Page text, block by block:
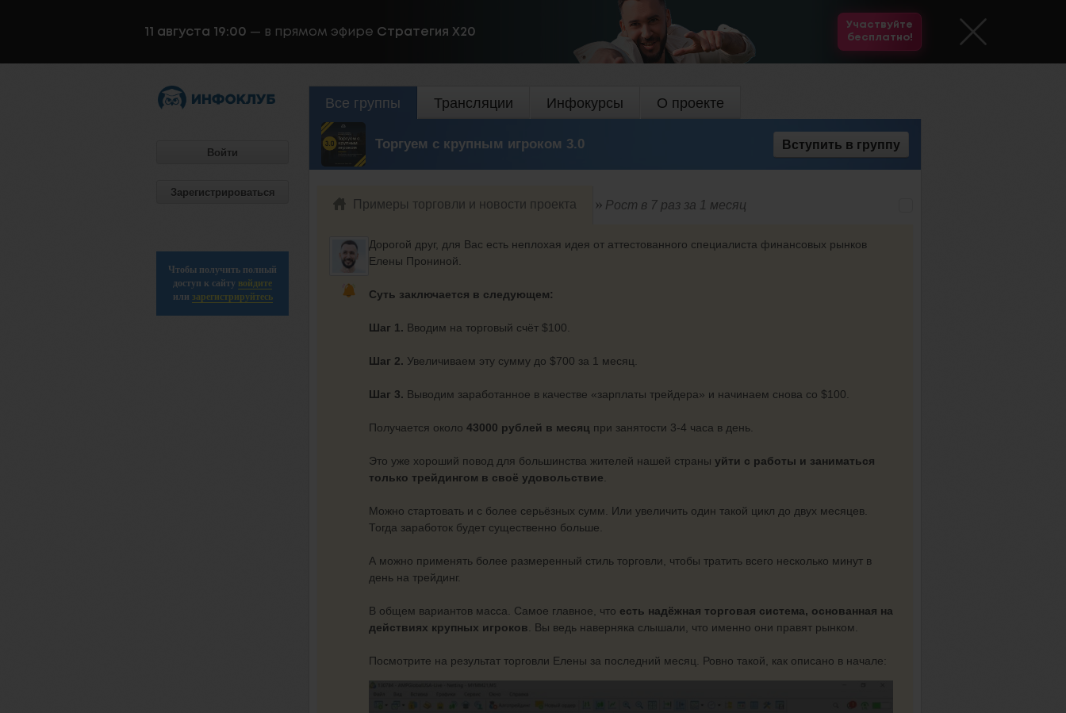
11 августа 19:00 — в прямом эфире Стратегия Х20
Участвуйте
бесплатно!
Войти
Зарегистрироваться
Чтобы получить полный
доступ к сайту войдите
или зарегистрируйтесь
Все группы Трансляции Инфокурсы О проекте
Торгуем с крупным игроком 3.0 Вступить в группу
Примеры торговли и новости проекта Рост в 7 раз за 1 месяц
Дорогой друг, для Вас есть неплохая идея от аттестованного специалиста финансовых рынков
Елены Прониной.
Суть заключается в следующем:
Шаг 1. Вводим на торговый счёт $100.
Шаг 2. Увеличиваем эту сумму до $700 за 1 месяц.
Шаг 3. Выводим заработанное в качестве «зарплаты трейдера» и начинаем снова со $100.
Получается около 43000 рублей в месяц при занятости 3-4 часа в день.
Это уже хороший повод для большинства жителей нашей страны уйти с работы и заниматься
только трейдингом в своё удовольствие.
Можно стартовать и с более серьёзных сумм. Или увеличить один такой цикл до двух месяцев.
Тогда заработок будет существенно больше.
А можно применять более размеренный стиль торговли, чтобы тратить всего несколько минут в
день на трейдинг.
В общем вариантов масса. Самое главное, что есть надёжная торговая система, основанная на
действиях крупных игроков. Вы ведь наверняка слышали, что именно они правят рынком.
Посмотрите на результат торговли Елены за последний месяц. Ровно такой, как описано в начале: